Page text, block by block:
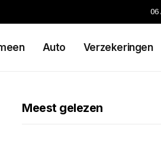
06
Auto Verzekeringen
Meest gelezen